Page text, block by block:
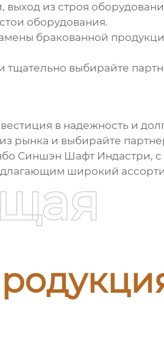
из строя
оборудования.
бракованной
выбирайте
в надежность и
рынка и выбирайте
Синшэн Шафт Индастри, с
широкий